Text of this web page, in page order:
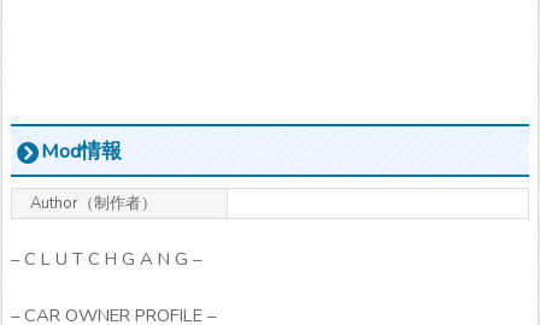
Mod情報
Author（制作者）
– C L U T C H G A N G –
– CAR OWNER PROFILE –